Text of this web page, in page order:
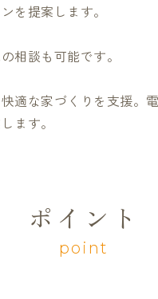
を提案します。
相談も可能です。
適な家づくりを支援。
ます。
ポイント
point